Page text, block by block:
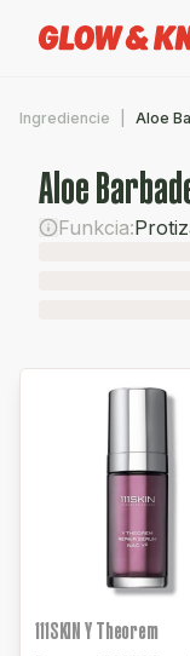
Ingrediencie Aloe
Aloe
Funkcia:
111SKIN Y Theorem